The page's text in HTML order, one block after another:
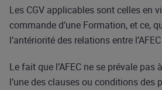
Les CGV applicables sont celles en
commande d’une Formation, et ce,
l’antériorité des relations entre
Le fait que l’AFEC ne se prévale
l’une des clauses ou conditions des